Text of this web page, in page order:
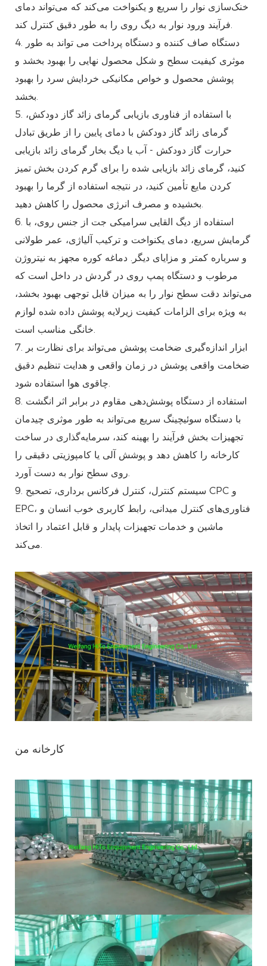
خنک‌سازی نوار را سریع و یکنواخت می‌کند که می‌تواند دمای
فرآیند ورود نوار به دیگ روی را به طور دقیق کنترل کند.
4. دستگاه صاف کننده و دستگاه پرداخت می تواند به طور
موثری کیفیت سطح و شکل محصول نهایی را بهبود بخشد و
پوشش محصول و خواص مکانیکی خردایش سرد را بهبود
بخشد.
5. با استفاده از فناوری بازیابی گرمای زائد گاز دودکش،
گرمای زائد گاز دودکش با دمای پایین را از طریق تبادل
حرارت گاز دودکش - آب یا دیگ بخار گرمای زائد بازیابی
کنید، گرمای زائد بازیابی شده را برای گرم کردن بخش تمیز
کردن مایع تأمین کنید، در نتیجه استفاده از گرما را بهبود
بخشیده و مصرف انرژی محصول را کاهش دهید.
6. استفاده از دیگ القایی سرامیکی جت از جنس روی، با
گرمایش سریع، دمای یکنواخت و ترکیب آلیاژی، عمر طولانی
و سرباره کمتر و مزایای دیگر. دماغه کوره مجهز به نیتروژن
مرطوب و دستگاه پمپ روی در گردش در داخل است که
می‌تواند دقت سطح نوار را به میزان قابل توجهی بهبود بخشد،
به ویژه برای الزامات کیفیت زیرلایه پوشش داده شده لوازم
خانگی مناسب است.
7. ابزار اندازه‌گیری ضخامت پوشش می‌تواند برای نظارت بر
ضخامت واقعی پوشش در زمان واقعی و هدایت تنظیم دقیق
چاقوی هوا استفاده شود.
8. استفاده از دستگاه پوشش‌دهی مقاوم در برابر اثر انگشت
با دستگاه سوئیچینگ سریع می‌تواند به طور موثری چیدمان
تجهیزات بخش فرآیند را بهینه کند، سرمایه‌گذاری در ساخت
کارخانه را کاهش دهد و پوشش آلی یا کامپوزیتی دقیقی را
روی سطح نوار به دست آورد.
9. سیستم کنترل، کنترل فرکانس برداری، تصحیح CPC و
EPC، فناوری‌های کنترل میدانی، رابط کاربری خوب انسان و
ماشین و خدمات تجهیزات پایدار و قابل اعتماد را اتخاذ
می‌کند.
کارخانه من